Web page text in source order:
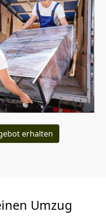
erhalten
Umzug